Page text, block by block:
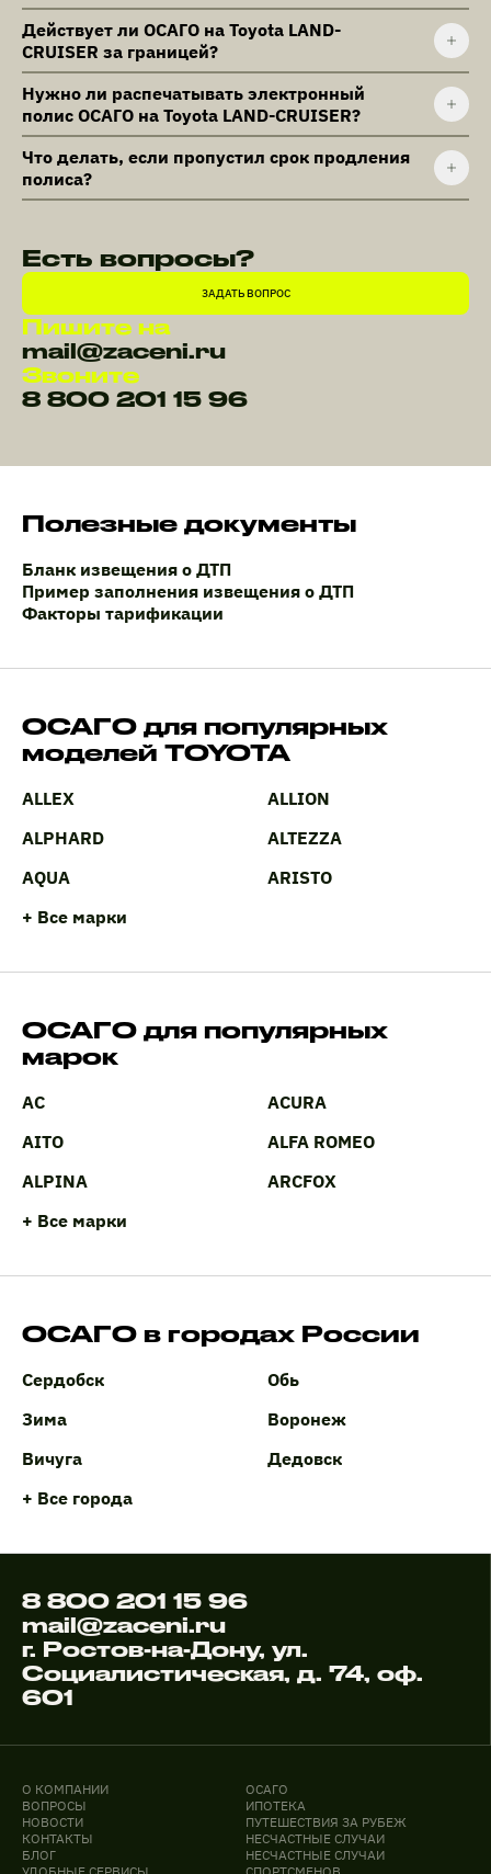
Действует ли ОСАГО на Toyota LAND-
CRUISER за границей?
Нужно ли распечатывать электронный
полис ОСАГО на Toyota LAND-CRUISER?
Что делать, если пропустил срок продления
полиса?
Есть вопросы?
ЗАДАТЬ ВОПРОС
Пишите на
mail@zaceni.ru
Звоните
8 800 201 15 96
Полезные документы
Бланк извещения о ДТП
Пример заполнения извещения о ДТП
Факторы тарификации
ОСАГО для популярных
моделей TOYOTA
ALLEX
ALLION
ALPHARD
ALTEZZA
AQUA
ARISTO
+ Все марки
ОСАГО для популярных
марок
AC
ACURA
AITO
ALFA ROMEO
ALPINA
ARCFOX
+ Все марки
ОСАГО в городах России
Сердобск
Обь
Зима
Воронеж
Вичуга
Дедовск
+ Все города
8 800 201 15 96
mail@zaceni.ru
г. Ростов-на-Дону, ул.
Социалистическая, д. 74, оф.
601
О КОМПАНИИ
ВОПРОСЫ
НОВОСТИ
КОНТАКТЫ
БЛОГ
ОСАГО
ИПОТЕКА
ПУТЕШЕСТВИЯ ЗА РУБЕЖ
НЕСЧАСТНЫЕ СЛУЧАИ
НЕСЧАСТНЫЕ СЛУЧАИ